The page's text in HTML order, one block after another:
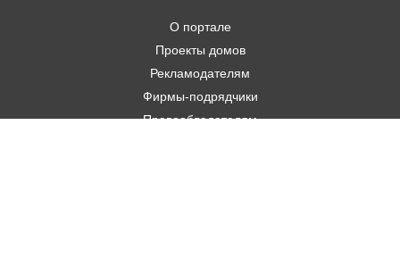
О портале
Проекты домов
Рекламодателям
Фирмы-подрядчики
Правообладателям